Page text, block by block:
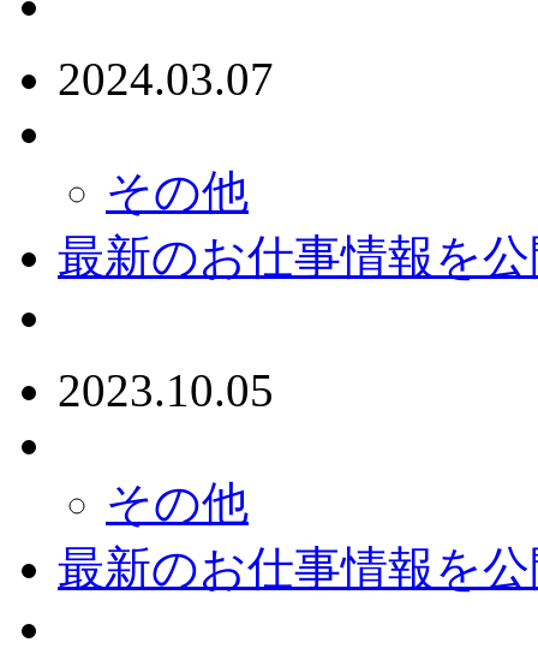
2024.03.07
その他
最新のお仕事情報を
2023.10.05
その他
最新のお仕事情報を